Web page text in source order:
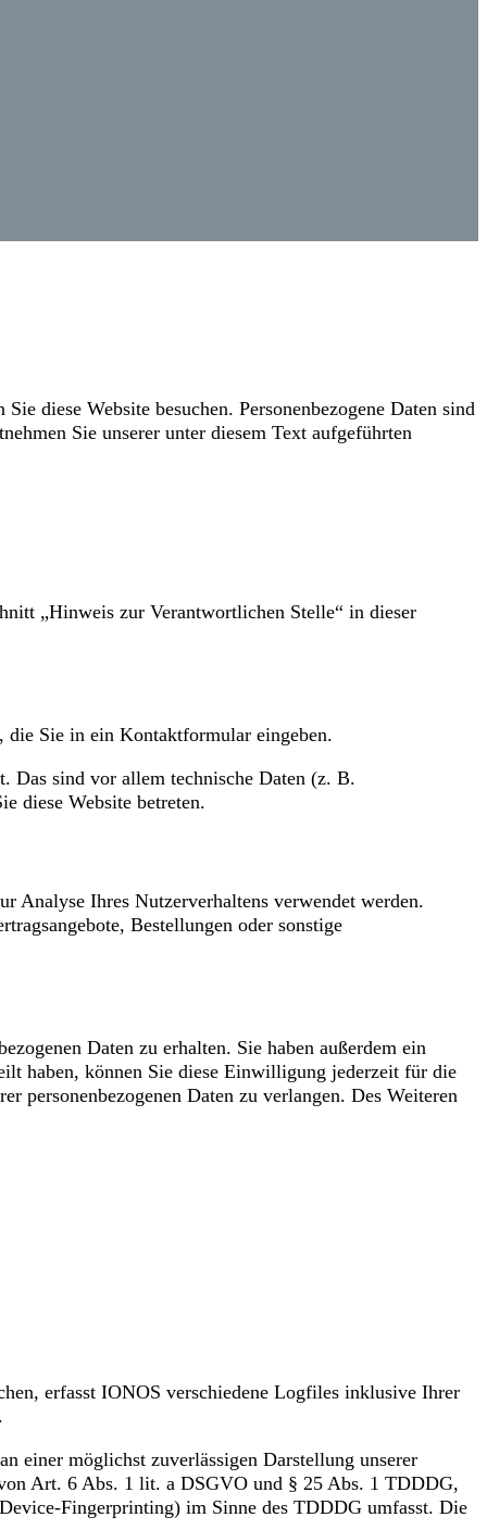
diese Website besuchen. Personenbezogene Daten sind
Sie unserer unter diesem Text aufgeführten
„Hinweis zur Verantwortlichen Stelle“ in dieser
die Sie in ein Kontaktformular eingeben.
Das sind vor allem technische Daten (z. B.
diese Website betreten.
Analyse Ihres Nutzerverhaltens verwendet werden.
Bestellungen oder sonstige
Daten zu erhalten. Sie haben außerdem ein
haben, können Sie diese Einwilligung jederzeit für die
personenbezogenen Daten zu verlangen. Des Weiteren
erfasst IONOS verschiedene Logfiles inklusive Ihrer
einer möglichst zuverlässigen Darstellung unserer
Art. 6 Abs. 1 lit. a DSGVO und § 25 Abs. 1 TDDDG,
Fingerprinting) im Sinne des TDDDG umfasst. Die